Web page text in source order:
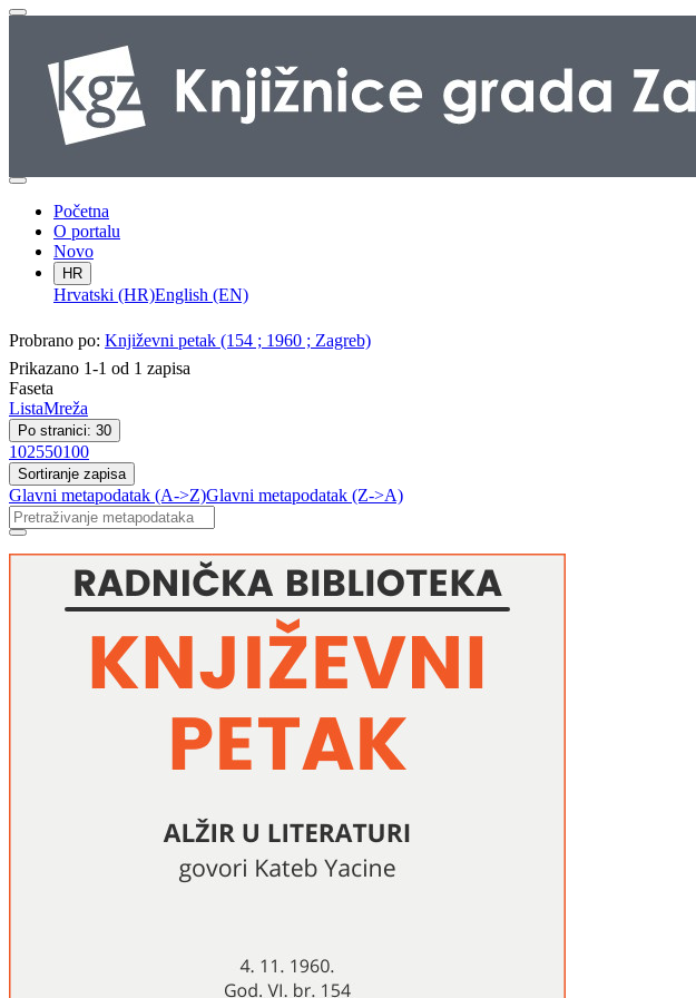
Početna
O portalu
Novo
HR
Hrvatski (HR)English (EN)
Probrano po: Književni petak (154 ; 1960 ; Zagreb)
Prikazano 1-1 od 1 zapisa
Faseta
ListaMreža
Po stranici: 30
102550100
Sortiranje zapisa
Glavni metapodatak (A->Z)Glavni metapodatak (Z->A)